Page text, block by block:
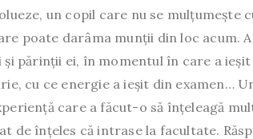
un copil care nu se mulțumește
poate darâma munții din loc acum.
și părinții ei, în momentul în care a
cu ce energie a ieșit din examen…
care a făcut-o să înțeleagă
de înțeles că intrase la facultate.